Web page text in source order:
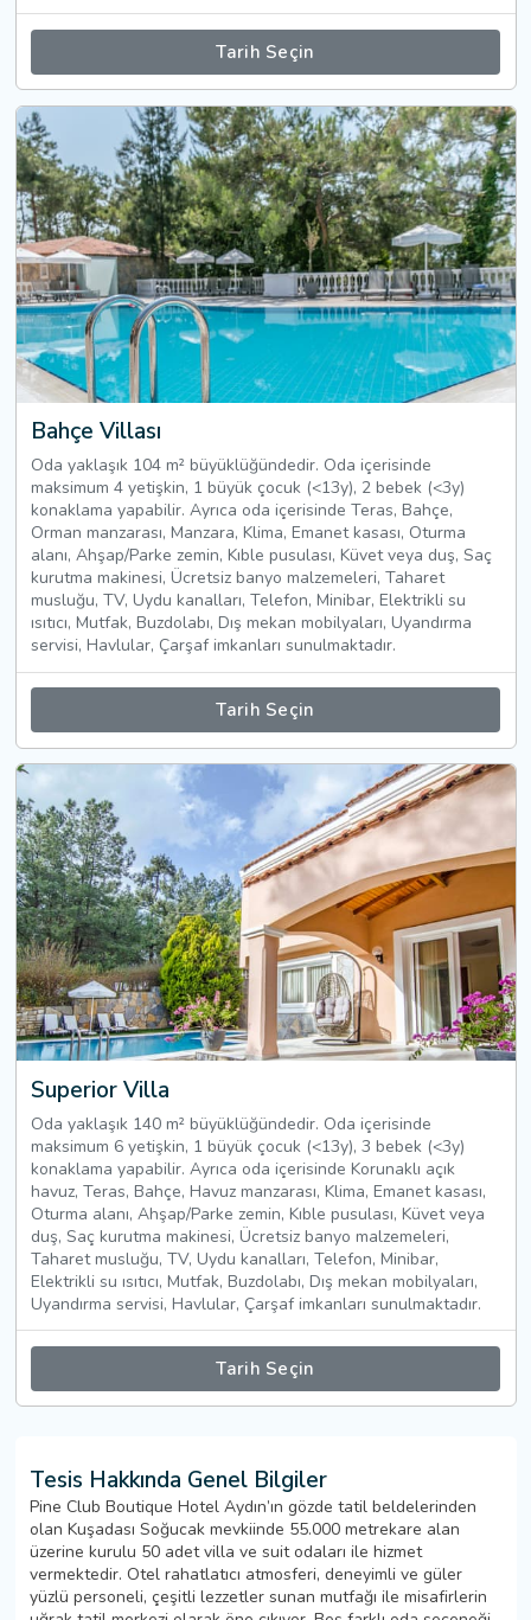
Tarih Seçin
Bahçe Villası
Oda yaklaşık 104 m² büyüklüğündedir. Oda içerisinde
maksimum 4 yetişkin, 1 büyük çocuk (<13y), 2 bebek (<3y)
konaklama yapabilir. Ayrıca oda içerisinde Teras, Bahçe,
Orman manzarası, Manzara, Klima, Emanet kasası, Oturma
alanı, Ahşap/Parke zemin, Kıble pusulası, Küvet veya duş, Saç
kurutma makinesi, Ücretsiz banyo malzemeleri, Taharet
musluğu, TV, Uydu kanalları, Telefon, Minibar, Elektrikli su
ısıtıcı, Mutfak, Buzdolabı, Dış mekan mobilyaları, Uyandırma
servisi, Havlular, Çarşaf imkanları sunulmaktadır.
Tarih Seçin
Superior Villa
Oda yaklaşık 140 m² büyüklüğündedir. Oda içerisinde
maksimum 6 yetişkin, 1 büyük çocuk (<13y), 3 bebek (<3y)
konaklama yapabilir. Ayrıca oda içerisinde Korunaklı açık
havuz, Teras, Bahçe, Havuz manzarası, Klima, Emanet kasası,
Oturma alanı, Ahşap/Parke zemin, Kıble pusulası, Küvet veya
duş, Saç kurutma makinesi, Ücretsiz banyo malzemeleri,
Taharet musluğu, TV, Uydu kanalları, Telefon, Minibar,
Elektrikli su ısıtıcı, Mutfak, Buzdolabı, Dış mekan mobilyaları,
Uyandırma servisi, Havlular, Çarşaf imkanları sunulmaktadır.
Tarih Seçin
Tesis Hakkında Genel Bilgiler
Pine Club Boutique Hotel Aydın’ın gözde tatil beldelerinden
olan Kuşadası Soğucak mevkiinde 55.000 metrekare alan
üzerine kurulu 50 adet villa ve suit odaları ile hizmet
vermektedir. Otel rahatlatıcı atmosferi, deneyimli ve güler
yüzlü personeli, çeşitli lezzetler sunan mutfağı ile misafirlerin